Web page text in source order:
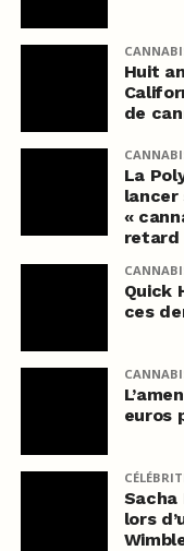
Huit
de
La
lancer
«
retard
Quick
ces
euros
Sacha
lors